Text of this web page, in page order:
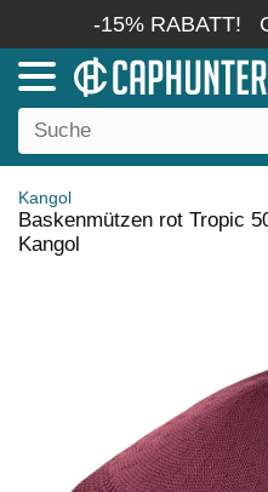
-15% RABATT!
Kangol
Baskenmützen rot Tropic
Kangol